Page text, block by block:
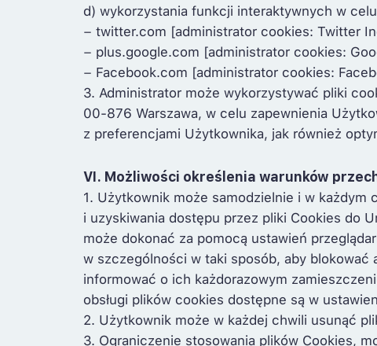
d) wykorzystania funkcji interaktywnych w
− twitter.com [administrator cookies: Twitter
− plus.google.com [administrator cookies:
− Facebook.com [administrator cookies:
3. Administrator może wykorzystywać pliki
00-876 Warszawa, w celu zapewnienia
z preferencjami Użytkownika, jak również
VI. Możliwości określenia warunków
1. Użytkownik może samodzielnie i w
i uzyskiwania dostępu przez pliki Cookies do
może dokonać za pomocą ustawień
w szczególności w taki sposób, aby blokować
informować o ich każdorazowym
obsługi plików cookies dostępne są w
2. Użytkownik może w każdej chwili usunąć
3. Ograniczenie stosowania plików Cookies,